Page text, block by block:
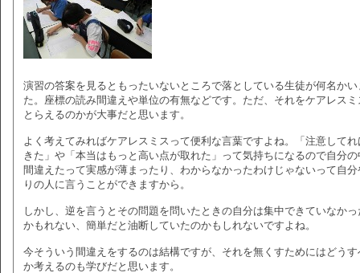
演習の答案を見るともったいないところで落としている生徒が何名かい
た。座標の読み間違えや単位の有無などです。ただ、それをケアレスミ
とらえるのかが大事だと思います。
よく考えてみればケアレスミスって便利な言葉ですよね。「注意してれ
きた」や「本当はもっと高い点が取れた」って気持ちになるので自分の
間違えたって実感が薄まったり、わからなかったわけじゃないって自分
りの人に言うことができますから。
しかし、逆を言うとその問題を問いたときの自分は集中できていなかっ
かもれない、簡単だと油断していたのかもしれないですよね。
今そういう間違えをするのは結構ですが、それを無くすためにはどうす
か考えるのも学びだと思います。